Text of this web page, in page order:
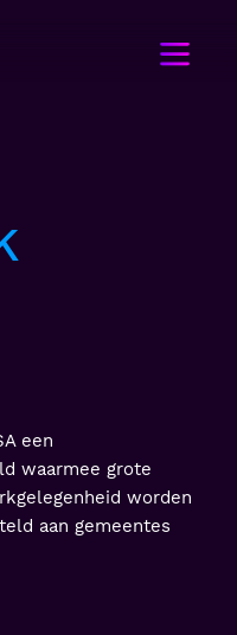
een
waarmee grote
worden
aan gemeentes